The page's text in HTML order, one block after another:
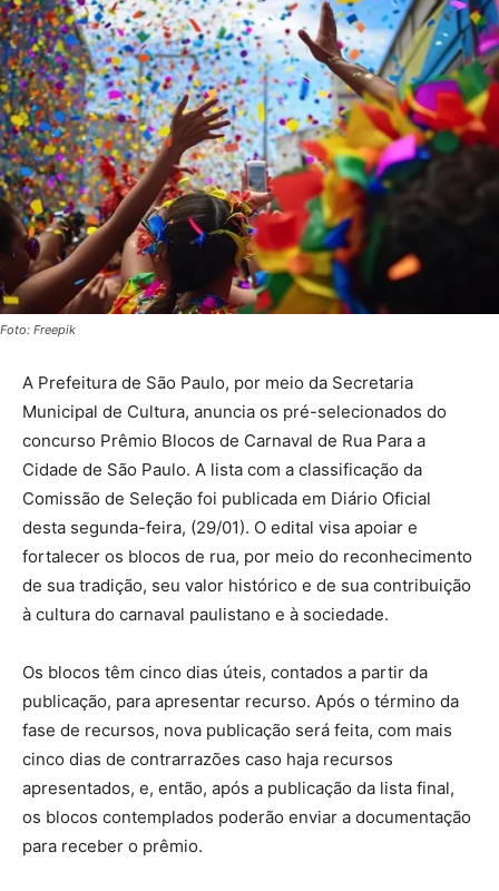
Foto: Freepik
A Prefeitura de São Paulo, por meio da Secretaria
Municipal de Cultura, anuncia os pré-selecionados do
concurso Prêmio Blocos de Carnaval de Rua Para a
Cidade de São Paulo. A lista com a classificação da
Comissão de Seleção foi publicada em Diário Oficial
desta segunda-feira, (29/01). O edital visa apoiar e
fortalecer os blocos de rua, por meio do reconhecimento
de sua tradição, seu valor histórico e de sua contribuição
à cultura do carnaval paulistano e à sociedade.
Os blocos têm cinco dias úteis, contados a partir da
publicação, para apresentar recurso. Após o término da
fase de recursos, nova publicação será feita, com mais
cinco dias de contrarrazões caso haja recursos
apresentados, e, então, após a publicação da lista final,
os blocos contemplados poderão enviar a documentação
para receber o prêmio.